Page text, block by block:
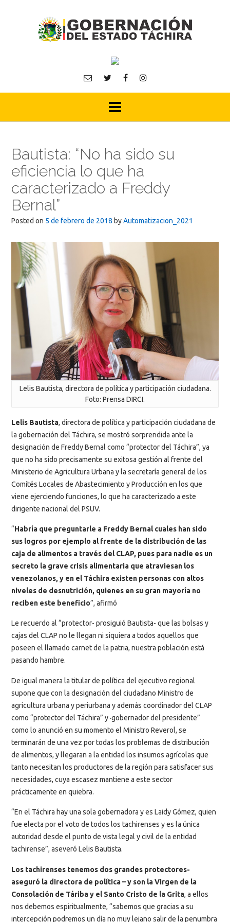
Bautista: “No ha sido su
eficiencia lo que ha
caracterizado a Freddy
Bernal”
Posted on 5 de febrero de 2018 byAutomatizacion_2021
Lelis Bautista, directora de política y participación ciudadana.
Foto: Prensa DIRCI.
Lelis Bautista, directora de política y participación ciudadana de
la gobernación del Táchira, se mostró sorprendida ante la
designación de Freddy Bernal como “protector del Táchira”, ya
que no ha sido precisamente su exitosa gestión al frente del
Ministerio de Agricultura Urbana y la secretaría general de los
Comités Locales de Abastecimiento y Producción en los que
viene ejerciendo funciones, lo que ha caracterizado a este
dirigente nacional del PSUV.
“Habría que preguntarle a Freddy Bernal cuales han sido
sus logros por ejemplo al frente de la distribución de las
caja de alimentos a través del CLAP, pues para nadie es un
secreto la grave crisis alimentaria que atraviesan los
venezolanos, y en el Táchira existen personas con altos
niveles de desnutrición, quienes en su gran mayoría no
reciben este beneficio”, afirmó
Le recuerdo al “protector- prosiguió Bautista- que las bolsas y
cajas del CLAP no le llegan ni siquiera a todos aquellos que
poseen el llamado carnet de la patria, nuestra población está
pasando hambre.
De igual manera la titular de política del ejecutivo regional
supone que con la designación del ciudadano Ministro de
agricultura urbana y periurbana y además coordinador del CLAP
como “protector del Táchira” y ·gobernador del presidente”
como lo anunció en su momento el Ministro Reverol, se
terminarán de una vez por todas los problemas de distribución
de alimentos, y llegaran a la entidad los insumos agrícolas que
tanto necesitan los productores de la región para satisfacer sus
necesidades, cuya escasez mantiene a este sector
prácticamente en quiebra.
“En el Táchira hay una sola gobernadora y es Laidy Gómez, quien
fue electa por el voto de todos los tachirenses y es la única
autoridad desde el punto de vista legal y civil de la entidad
tachirense”, aseveró Lelis Bautista.
Los tachirenses tenemos dos grandes protectores-
aseguró la directora de política – y son la Virgen de la
Consolación de Táriba y el Santo Cristo de la Grita, a ellos
nos debemos espiritualmente, “sabemos que gracias a su
intercepción podremos un día no muy lejano salir de la penumbra